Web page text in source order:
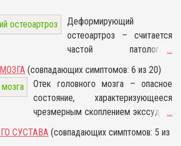
изменению связок и суставной капсулы.
не лечить, то происходит
процесса, приводящее к деформации
Деформирующий
остеоартроз – считается
частой патологией
суставов, на фоне которой
происходит развитие
воспалительного процесса,
приводящее к разрушению
их структур и
...
(совпадающих симптомов: 6 из 20)
Отек головного мозга – опасное
состояние, характеризующееся
чрезмерным скоплением экссудата
в тканях органа. Как следствие,
постепенно увеличивается его
...
СУСТАВА (совпадающих симптомов: 5 из